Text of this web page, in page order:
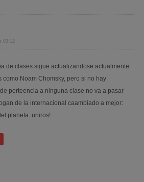
03:12
de clases sigue actualizandose actualmente
como Noam Chomsky, pero si no hay
perteencia a ninguna clase no va a pasar
de la internacional caambiado a mejor:
planeta: uniros!